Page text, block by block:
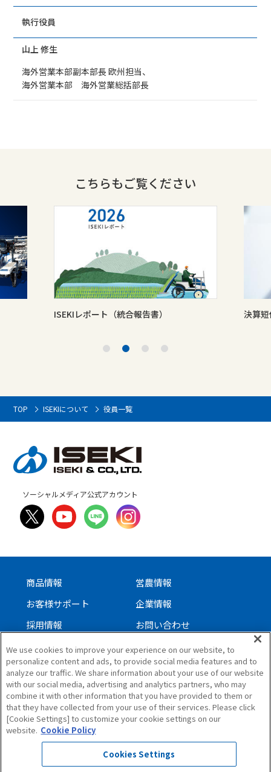
執行役員
山上 修生
海外営業本部副本部長 欧州担当、
海外営業本部 海外営業総括部長
こちらもご覧ください
ISEKIレポート（統合報告書） 決算
TOP ISEKIについて 役員一覧
ソーシャルメディア公式アカウント
商品情報
営農情報
お客様サポート
企業情報
採用情報
お問い合わせ
サイトについて
個人情報保護方針
ソーシャルメディアガイドライン
サイトマップ
We use cookies to improve your experience on our website, to
personalize content and ads, to provide social media features and to
analyze our traffic. We share information about your use of our website
with our social media, advertising and analytics partners, who may
combine it with other information that you have provided to them or
that they have collected from your use of their services. Please click
[Cookie Settings] to customize your cookie settings on our
website. Cookie Policy
Cookies Settings